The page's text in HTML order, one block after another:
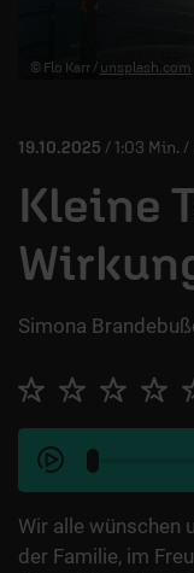
MITMACHEN
ÜBER UNS
© Flo Karr / unsplash.com
19.10.2025 / 1:03 Min. /
Kleine
Simona
Wir alle wünschen
der Familie, im